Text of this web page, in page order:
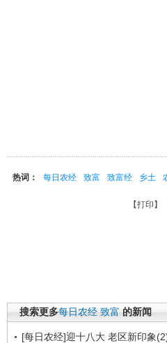
热词： 每日农经 致富 致富经 乡土
【打印 】
搜索更多每日农经 致富 的新闻
[每日农经]迎十八大 老区新印象